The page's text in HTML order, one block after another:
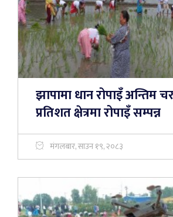
झापामा धान रोपाइँ अन्तिम
प्रतिशत क्षेत्रमा रोपाइँ सम्पन्न
मंगलबार, साउन १९, २०८३